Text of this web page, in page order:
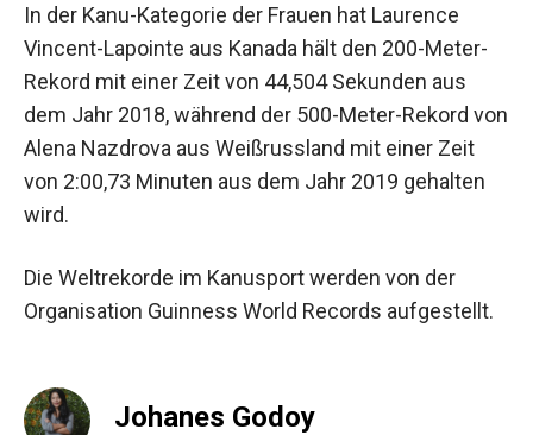
In der Kanu-Kategorie der Frauen hat Laurence
Vincent-Lapointe aus Kanada hält den 200-Meter-
Rekord mit einer Zeit von 44,504 Sekunden aus
dem Jahr 2018, während der 500-Meter-Rekord von
Alena Nazdrova aus Weißrussland mit einer Zeit
von 2:00,73 Minuten aus dem Jahr 2019 gehalten
wird.
Die Weltrekorde im Kanusport werden von der
Organisation Guinness World Records aufgestellt.
Johanes Godoy